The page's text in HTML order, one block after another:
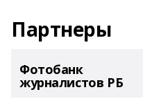
Партнеры
Фотобанк
журналистов РБ